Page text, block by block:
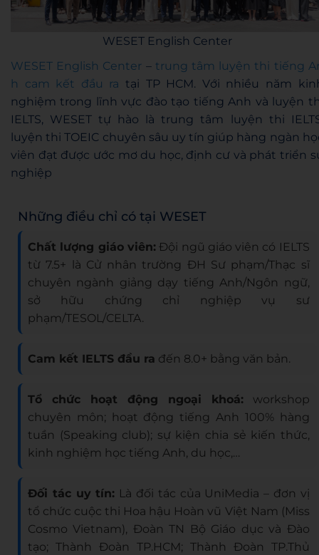
WESET English Center
WESET English Center – trung tâm luyện thi tiếng
h cam kết đầu ra tại TP HCM. Với nhiều năm
nghiệm trong lĩnh vực đào tạo tiếng Anh và luyện
IELTS, WESET tự hào là trung tâm luyện thi
luyện thi TOEIC chuyên sâu uy tín giúp hàng ngàn
viên đạt được ước mơ du học, định cư và phát triển
nghiệp
Những điều chỉ có tại WESET
Chất lượng giáo viên:Đội ngũ giáo viên có IELTS
từ 7.5+ là Cử nhân trường ĐH Sư phạm/Thạc sĩ
chuyên ngành giảng dạy tiếng Anh/Ngôn ngữ,
sở hữu chứng chỉ nghiệp vụ sư
phạm/TESOL/CELTA.
Cam kết IELTS đầu ra đến 8.0+ bằng văn bản.
Tổ chức hoạt động ngoại khoá:workshop
chuyên môn; hoạt động tiếng Anh 100% hàng
tuần (Speaking club); sự kiện chia sẻ kiến thức,
kinh nghiệm học tiếng Anh, du học,…
Đối tác uy tín: Là đối tác của UniMedia – đơn vị
tổ chức cuộc thi Hoa hậu Hoàn vũ Việt Nam (Miss
Cosmo Vietnam), Đoàn TN Bộ Giáo dục và Đào
tạo; Thành Đoàn TP.HCM; Thành Đoàn TP.Thủ